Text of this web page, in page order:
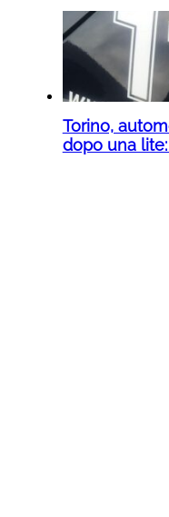
Torino,
dopo una